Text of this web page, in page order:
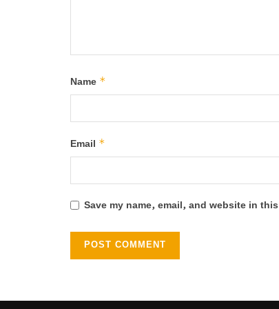
Name *
Email *
Save my name, email, and website in